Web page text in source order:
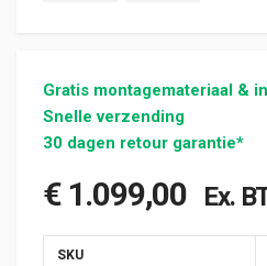
Gratis montagemateriaal &
Snelle verzending
30 dagen retour garantie*
€1.099,00 Ex.
SKU